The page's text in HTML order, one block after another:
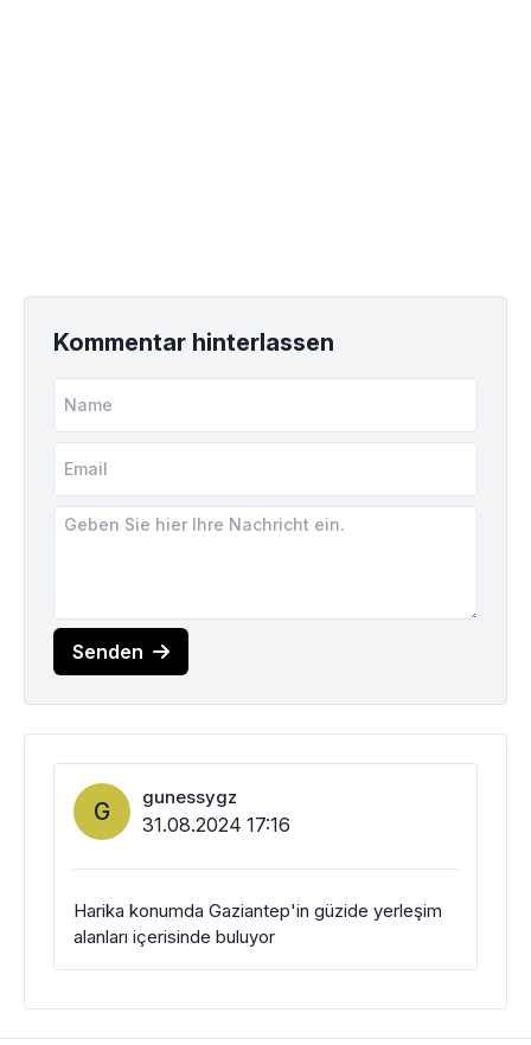
Kommentar hinterlassen
Senden
G gunessygz
31.08.2024 17:16
Harika konumda Gaziantep'in güzide yerleşim
alanları içerisinde buluyor